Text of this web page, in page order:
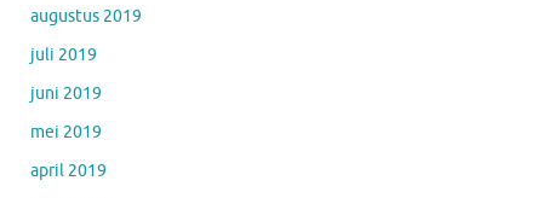
augustus 2019
juli 2019
juni 2019
mei 2019
april 2019